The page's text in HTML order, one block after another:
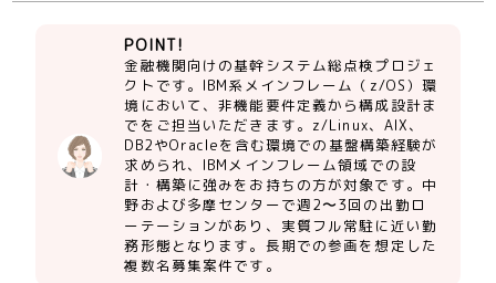
POINT!
金融機関向けの基幹システム総点検プロジェ
クトです。IBM系メインフレーム（z/OS）環
境において、非機能要件定義から構成設計ま
でをご担当いただきます。z/Linux、AIX、
DB2やOracleを含む環境での基盤構築経験が
求められ、IBMメインフレーム領域での設
計・構築に強みをお持ちの方が対象です。中
野および多摩センターで週2〜3回の出勤ロ
ーテーションがあり、実質フル常駐に近い勤
務形態となります。長期での参画を想定した
複数名募集案件です。